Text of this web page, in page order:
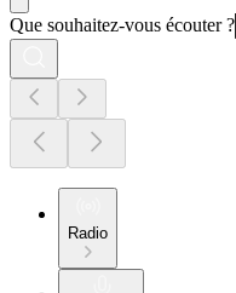
Que souhaitez-vous écouter ?
Radio